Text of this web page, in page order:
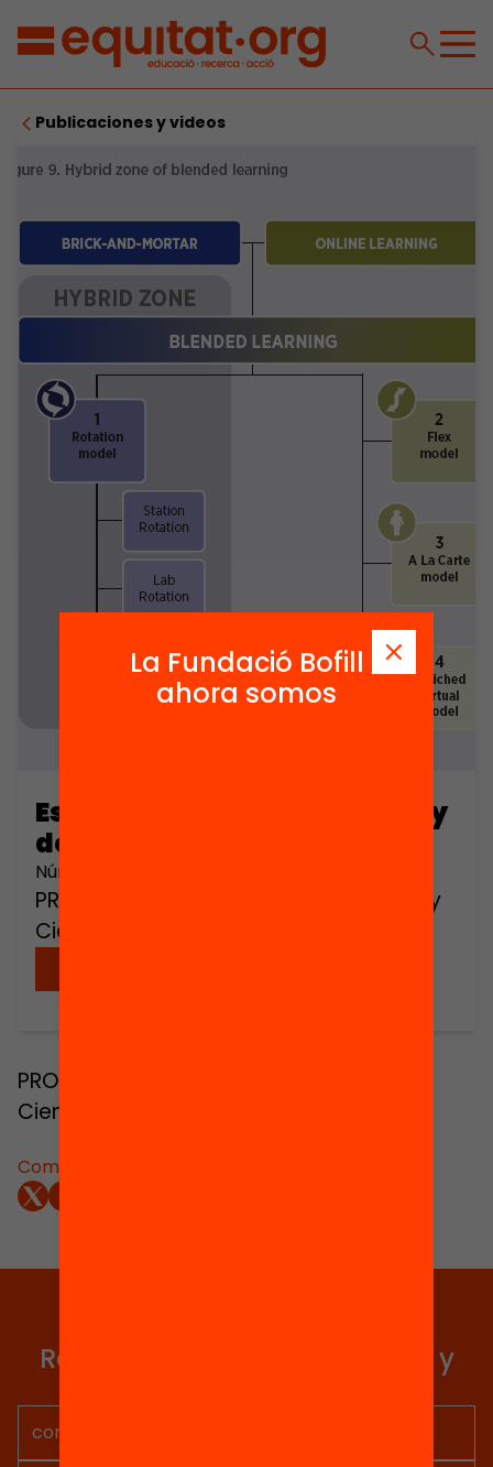
Publicaciones y videos
Estadística del bachillerato y
del C.O.U (part 1)
Número de páginas: 643
PROMOTORS: Ministerio de Educación y
Ciencia
Compartir:
PROMOTORS: Ministerio de Educación y
Ciencia
Recibe contenidos, iniciativas y
La Fundació Bofill
ahora somos